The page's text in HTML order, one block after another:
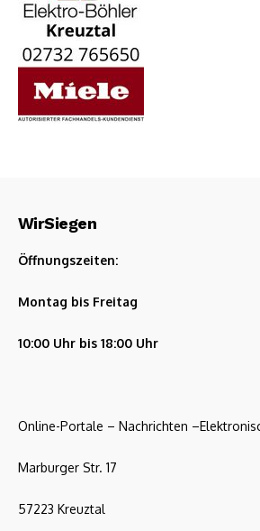
WirSiegen
Öffnungszeiten:
Montag bis Freitag
10:00 Uhr bis 18:00 Uhr
Online-Portale – Nachrichten
Marburger Str. 17
57223 Kreuztal